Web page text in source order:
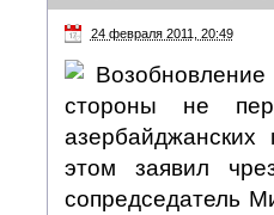
24 февраля 2011, 20:49
стороны не
этом заявил
сопредседатель